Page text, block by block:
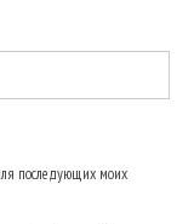
последующих моих